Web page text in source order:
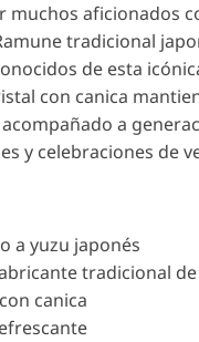
muchos aficionados
tradicional
de esta
con canica
a
y celebraciones de
a yuzu japonés
tradicional
canica